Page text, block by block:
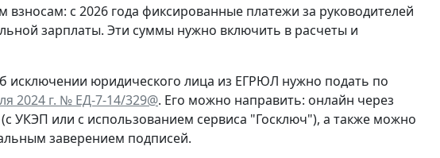
с 2026 года фиксированные платежи за руководителей
зарплаты. Эти суммы нужно включить в расчеты и
исключении юридического лица из ЕГРЮЛ нужно подать по
2024 г. № ЕД-7-14/329@. Его можно направить: онлайн через
УКЭП или с использованием сервиса "Госключ"), а также можно
заверением подписей.